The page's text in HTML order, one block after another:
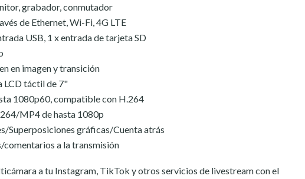
grabador, conmutador
de Ethernet, Wi-Fi, 4G LTE
USB, 1 x entrada de tarjeta SD
en imagen y transición
LCD táctil de 7"
1080p60, compatible con H.264
MP4 de hasta 1080p
Superposiciones gráficas/Cuenta atrás
a la transmisión
a tu Instagram, TikTok y otros servicios de livestream con el